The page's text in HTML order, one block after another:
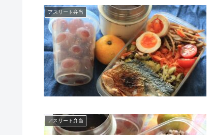
アスリート弁当
アスリート弁当